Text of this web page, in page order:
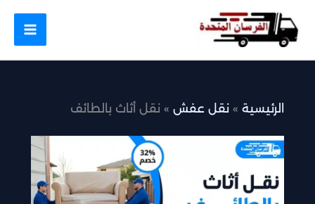
المحتوى
الرئيسية نقل عفش نقل أثاث بالطائف